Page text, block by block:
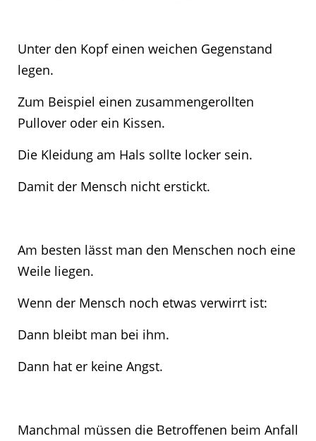
Unter den Kopf einen weichen Gegenstand
legen.
Zum Beispiel einen zusammengerollten
Pullover oder ein Kissen.
Die Kleidung am Hals sollte locker sein.
Damit der Mensch nicht erstickt.
Am besten lässt man den Menschen noch eine
Weile liegen.
Wenn der Mensch noch etwas verwirrt ist:
Dann bleibt man bei ihm.
Dann hat er keine Angst.
Manchmal müssen die Betroffenen beim Anfall